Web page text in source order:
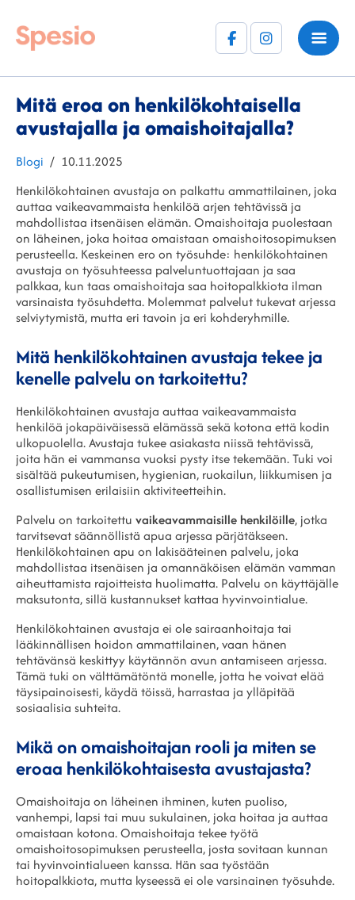
FacebookInstagram
Mitä eroa on henkilökohtaisella
avustajalla ja omaishoitajalla?
Kategoriat
Blogi Julkaistu
10.11.2025
Henkilökohtainen avustaja on palkattu ammattilainen, joka
auttaa vaikeavammaista henkilöä arjen tehtävissä ja
mahdollistaa itsenäisen elämän. Omaishoitaja puolestaan
on läheinen, joka hoitaa omaistaan omaishoitosopimuksen
perusteella. Keskeinen ero on työsuhde: henkilökohtainen
avustaja on työsuhteessa palveluntuottajaan ja saa
palkkaa, kun taas omaishoitaja saa hoitopalkkiota ilman
varsinaista työsuhdetta. Molemmat palvelut tukevat arjessa
selviytymistä, mutta eri tavoin ja eri kohderyhmille.
Mitä henkilökohtainen avustaja tekee ja
kenelle palvelu on tarkoitettu?
Henkilökohtainen avustaja auttaa vaikeavammaista
henkilöä jokapäiväisessä elämässä sekä kotona että kodin
ulkopuolella. Avustaja tukee asiakasta niissä tehtävissä,
joita hän ei vammansa vuoksi pysty itse tekemään. Tuki voi
sisältää pukeutumisen, hygienian, ruokailun, liikkumisen ja
osallistumisen erilaisiin aktiviteetteihin.
Palvelu on tarkoitettu vaikeavammaisille henkilöille, jotka
tarvitsevat säännöllistä apua arjessa pärjätäkseen.
Henkilökohtainen apu on lakisääteinen palvelu, joka
mahdollistaa itsenäisen ja omannäköisen elämän vamman
aiheuttamista rajoitteista huolimatta. Palvelu on käyttäjälle
maksutonta, sillä kustannukset kattaa hyvinvointialue.
Henkilökohtainen avustaja ei ole sairaanhoitaja tai
lääkinnällisen hoidon ammattilainen, vaan hänen
tehtävänsä keskittyy käytännön avun antamiseen arjessa.
Tämä tuki on välttämätöntä monelle, jotta he voivat elää
täysipainoisesti, käydä töissä, harrastaa ja ylläpitää
sosiaalisia suhteita.
Mikä on omaishoitajan rooli ja miten se
eroaa henkilökohtaisesta avustajasta?
Omaishoitaja on läheinen ihminen, kuten puoliso,
vanhempi, lapsi tai muu sukulainen, joka hoitaa ja auttaa
omaistaan kotona. Omaishoitaja tekee työtä
omaishoitosopimuksen perusteella, josta sovitaan kunnan
tai hyvinvointialueen kanssa. Hän saa työstään
hoitopalkkiota, mutta kyseessä ei ole varsinainen työsuhde.